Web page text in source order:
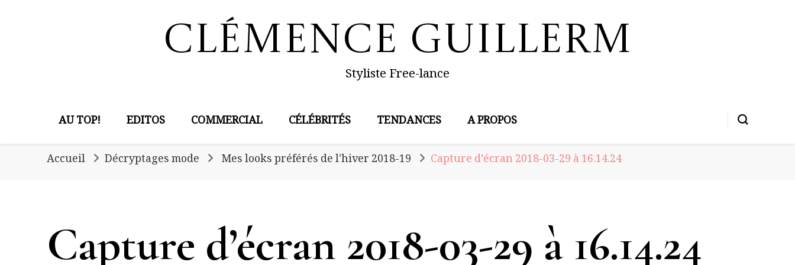
Clémence Guillerm
Styliste Free-lance
AU TOP! EDITOS COMMERCIAL CÉLÉBRITÉS TENDANCES A PROPOS
Accueil Décryptages mode Mes looks préférés de l'hiver 2018-19 Capture d’écran 2018-03-29 à 16.14.24
Capture d’écran 2018-03-29 à 16.14.24